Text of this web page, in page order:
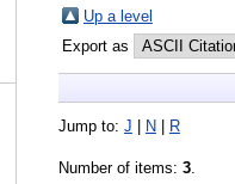
Up a level
Export as
Jump to: J N R
Number of items: 3.